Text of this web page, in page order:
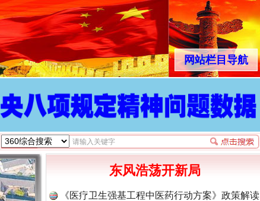
网站栏目导航
东风浩荡开新局
《医疗卫生强基工程中医药行动方案》政策解读